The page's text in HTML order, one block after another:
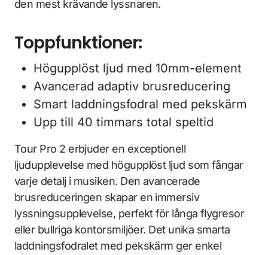
den mest krävande lyssnaren.
Toppfunktioner:
Högupplöst ljud med 10mm-element
Avancerad adaptiv brusreducering
Smart laddningsfodral med pekskärm
Upp till 40 timmars total speltid
Tour Pro 2 erbjuder en exceptionell
ljudupplevelse med högupplöst ljud som fångar
varje detalj i musiken. Den avancerade
brusreduceringen skapar en immersiv
lyssningsupplevelse, perfekt för långa flygresor
eller bullriga kontorsmiljöer. Det unika smarta
laddningsfodralet med pekskärm ger enkel